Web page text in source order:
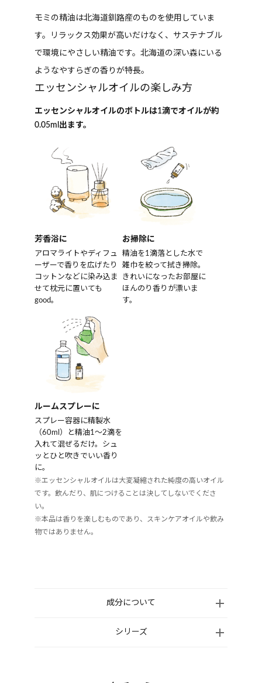
モミの精油は北海道釧路産のものを使用していま
す。リラックス効果が高いだけなく、サステナブル
で環境にやさしい精油です。北海道の深い森にいる
ようなやすらぎの香りが特長。
エッセンシャルオイルの楽しみ方
エッセンシャルオイルのボトルは1滴でオイルが約
0.05ml出ます。
芳香浴に
アロマライトやディフュ
ーザーで香りを広げたり
コットンなどに染み込ま
せて枕元に置いても
good。
お掃除に
精油を1滴落とした水で
雑巾を絞って拭き掃除。
きれいになったお部屋に
ほんのり香りが漂いま
す。
ルームスプレーに
スプレー容器に精製水
（60ml）と精油1〜2滴を
入れて混ぜるだけ。シュ
ッとひと吹きでいい香り
に。
※エッセンシャルオイルは大変凝縮された純度の高いオイル
です。飲んだり、肌につけることは決してしないでくださ
い。
※本品は香りを楽しむものであり、スキンケアオイルや飲み
物ではありません。
成分について
ユーカリ、ローズマリー、サイプレス、北海道釧路産
シリーズ